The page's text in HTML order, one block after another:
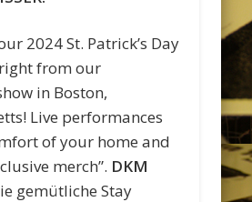
2024 St. Patrick’s Day
from our
in Boston,
Live performances
of your home and
merch”. DKM
gemütliche Stay